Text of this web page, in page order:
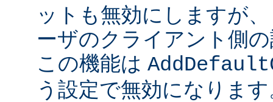
ットも無効にしますが
ーザのクライアント側
この機能は
う設定で無効になりま